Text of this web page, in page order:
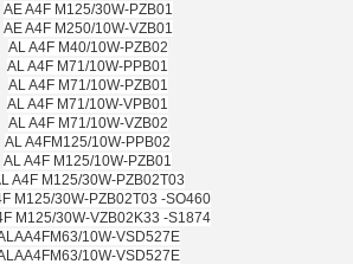
AE A4F M125/30W-PZB01
AE A4F M250/10W-VZB01
AL A4F M40/10W-PZB02
AL A4F M71/10W-PPB01
AL A4F M71/10W-PZB01
AL A4F M71/10W-VPB01
AL A4F M71/10W-VZB02
AL A4FM125/10W-PPB02
AL A4F M125/10W-PZB01
A4F M125/30W-PZB02T03
M125/30W-PZB02T03 -SO460
M125/30W-VZB02K33 -S1874
10W-VSD527E
10W-VSD527E